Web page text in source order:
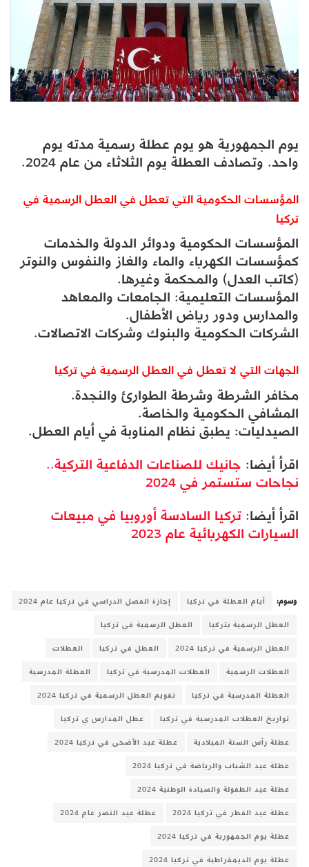
يوم الجمهورية هو يوم عطلة رسمية مدته يوم
واحد. وتصادف العطلة يوم الثلاثاء من عام 2024.
المؤسسات الحكومية التي تعطل في العطل الرسمية في
تركيا
المؤسسات الحكومية ودوائر الدولة والخدمات
كمؤسسات الكهرباء والماء والغاز والنفوس والنوتر
(كاتب العدل) والمحكمة وغيرها.
المؤسسات التعليمية: الجامعات والمعاهد
والمدارس ودور رياض الأطفال.
الشركات الحكومية والبنوك وشركات الاتصالات.
الجهات التي لا تعطل في العطل الرسمية في تركيا
مخافر الشرطة وشرطة الطوارئ والنجدة.
المشافي الحكومية والخاصة.
الصيدليات: يطبق نظام المناوبة في أيام العطل.
اقرأ أيضا: جانيك للصناعات الدفاعية التركية..
نجاحات ستستمر في 2024
اقرأ أيضا:تركيا السادسة أوروبيا في مبيعات
السيارات الكهربائية عام 2023
وسوم: أيام العطلة في تركيا
إجازة الفصل الدراسي في تركيا عام 2024
العطل الرسمية بتركيا
العطل الرسمية في تركيا
العطل الرسمية في تركيا 2024
العطل في تركيا
العطلات
العطلات الرسمية
العطلات المدرسية في تركيا
العطلة المدرسية
العطلة المدرسية في تركيا
تقويم العطل الرسمية في تركيا 2024
تواريخ العطلات المدرسية في تركيا
عطل المدارس ي تركيا
عطلة رأس السنة الميلادية
عطلة عيد الأضحى في تركيا 2024
عطلة عيد الشباب والرياضة في تركيا 2024
عطلة عيد الطفولة والسيادة الوطنية 2024
عطلة عيد الفطر في تركيا 2024
عطلة عيد النصر عام 2024
عطلة يوم الجمهورية في تركيا 2024
عطلة يوم الديمقراطية في تركيا 2024